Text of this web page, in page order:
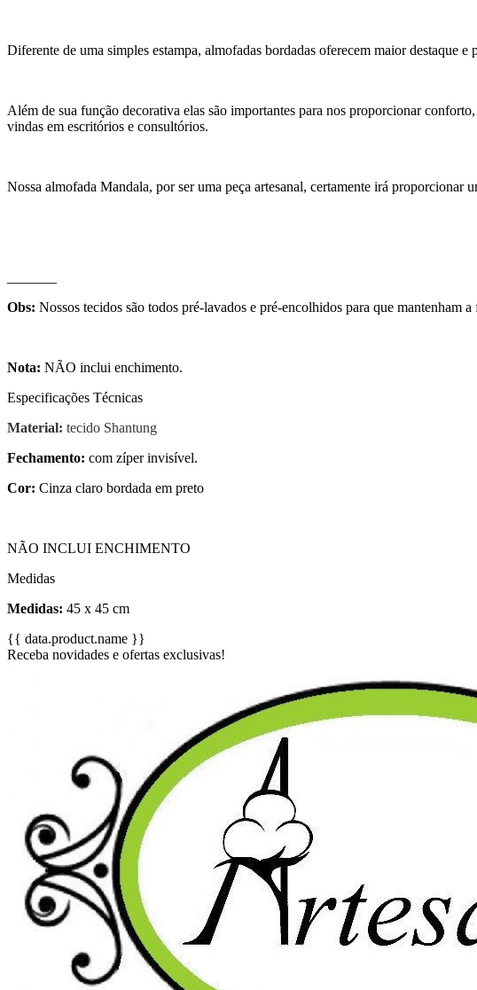
Diferente de uma simples estampa, almofadas bordadas oferecem maior destaque
Além de sua função decorativa elas são importantes para nos proporcionar
vindas em escritórios e consultórios.
Nossa almofada Mandala, por ser uma peça artesanal, certamente irá proporcionar
Obs: Nossos tecidos são todos pré-lavados e pré-encolhidos para que mantenham
Nota: NÃO inclui enchimento.
Especificações Técnicas
Material: tecido Shantung
Fechamento: com zíper invisível.
Cor: Cinza claro bordada em preto
NÃO INCLUI ENCHIMENTO
Medidas
Medidas: 45 x 45 cm
{{ data.product.name }}
Receba novidades e ofertas exclusivas!